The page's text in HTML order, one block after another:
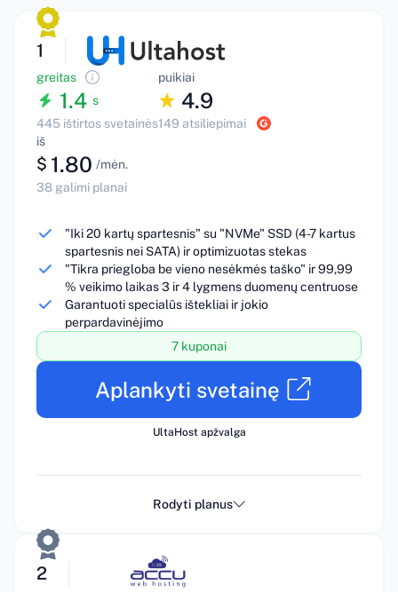
1
greitas
1.4 s
445 ištirtos svetainės
puikiai
4.9
149 atsiliepimai
iš
$ 1.80 /mėn.
38 galimi planai
"Iki 20 kartų spartesnis" su "NVMe" SSD (4-7 kartus
spartesnis nei SATA) ir optimizuotas stekas
"Tikra priegloba be vieno nesėkmės taško" ir 99,99
% veikimo laikas 3 ir 4 lygmens duomenų centruose
Garantuoti specialūs ištekliai ir jokio
perpardavinėjimo
7 kuponai
Aplankyti svetainę
UltaHost apžvalga
Rodyti planus
2